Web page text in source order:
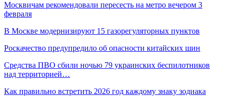
Москвичам рекомендовали пересесть на метро вечером 3
февраля
В Москве модернизируют 15 газорегуляторных пунктов
Роскачество предупредило об опасности китайских шин
Средства ПВО сбили ночью 79 украинских беспилотников
над территорией…
Как правильно встретить 2026 год каждому знаку зодиака